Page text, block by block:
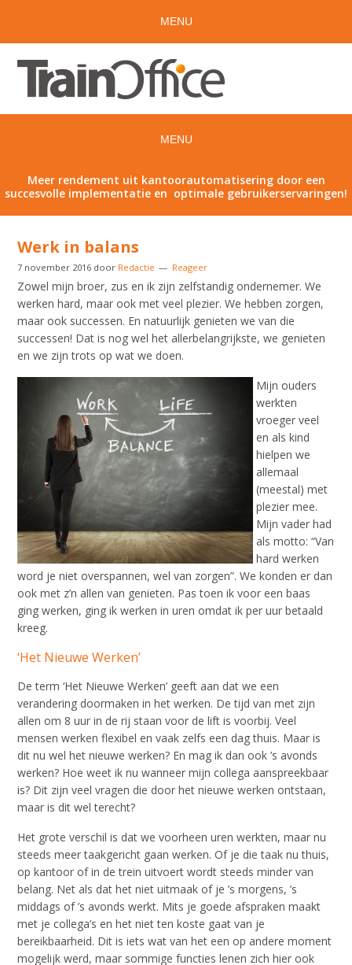
Meer rendement uit kantoorautomatisering door een
succesvolle implementatie en optimale gebruikerservaringen!
Werk in balans
7 november 2016 door Redactie Reageer
Zowel mijn broer, zus en ik zijn zelfstandig ondernemer. We
werken hard, maar ook met veel plezier. We hebben zorgen,
maar ook successen. En natuurlijk genieten we van die
successen! Dat is nog wel het allerbelangrijkste, we genieten
en we zijn trots op wat we doen.
Mijn ouders
werkten
vroeger veel
en als kind
hielpen we
allemaal
(meestal) met
plezier mee.
Mijn vader had
als motto: “Van
hard werken
word je niet overspannen, wel van zorgen”. We konden er dan
ook met z’n allen van genieten. Pas toen ik voor een baas
ging werken, ging ik werken in uren omdat ik per uur betaald
kreeg.
‘Het Nieuwe Werken’
De term ‘Het Nieuwe Werken’ geeft aan dat we een
verandering doormaken in het werken. De tijd van met zijn
allen om 8 uur in de rij staan voor de lift is voorbij. Veel
mensen werken flexibel en vaak zelfs een dag thuis. Maar is
dit nu wel het nieuwe werken? En mag ik dan ook ’s avonds
werken? Hoe weet ik nu wanneer mijn collega aanspreekbaar
is? Dit zijn veel vragen die door het nieuwe werken ontstaan,
maar is dit wel terecht?
Het grote verschil is dat we voorheen uren werkten, maar nu
steeds meer taakgericht gaan werken. Of je die taak nu thuis,
op kantoor of in de trein uitvoert wordt steeds minder van
belang. Net als dat het niet uitmaak of je ’s morgens, ’s
middags of ’s avonds werkt. Mits je goede afspraken maakt
met je collega’s en het niet ten koste gaat van je
bereikbaarheid. Dit is iets wat van het een op andere moment
mogelijk werd, maar sommige functies lenen zich hier ook